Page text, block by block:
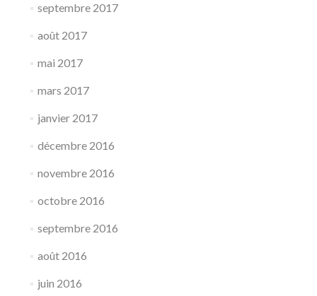
septembre 2017
août 2017
mai 2017
mars 2017
janvier 2017
décembre 2016
novembre 2016
octobre 2016
septembre 2016
août 2016
juin 2016